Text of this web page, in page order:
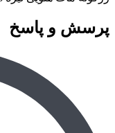
پرسش و پاسخ